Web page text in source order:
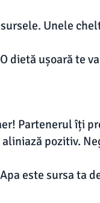
Unele
dietă ușoară te
Partenerul îți
pozitiv.
este sursa ta